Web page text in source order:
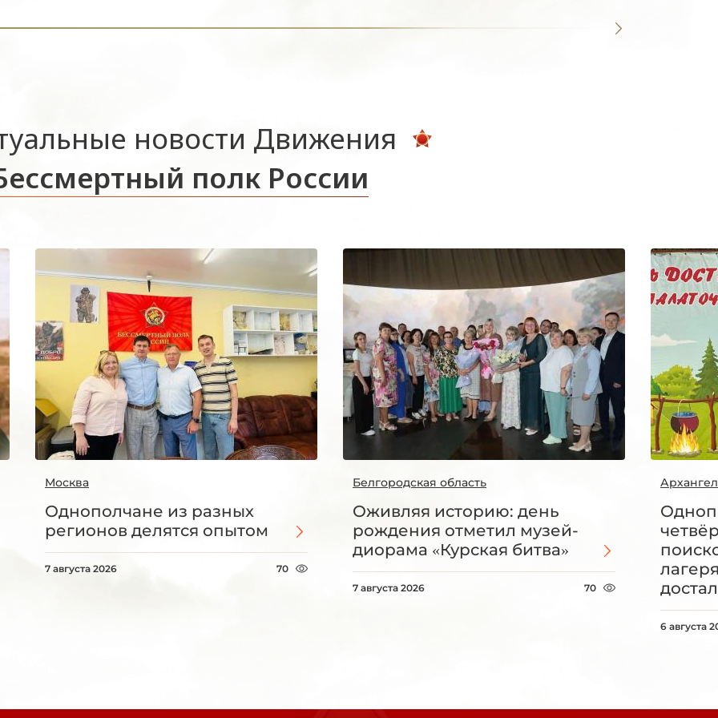
новости Движения
полк России
Москва
Однополчане из разных
регионов делятся опытом
7 августа 2026 70
Белгородская область
Оживляя историю: день
рождения отметил музей-
диорама «Курская битва»
7 августа 2026 70
6 августа